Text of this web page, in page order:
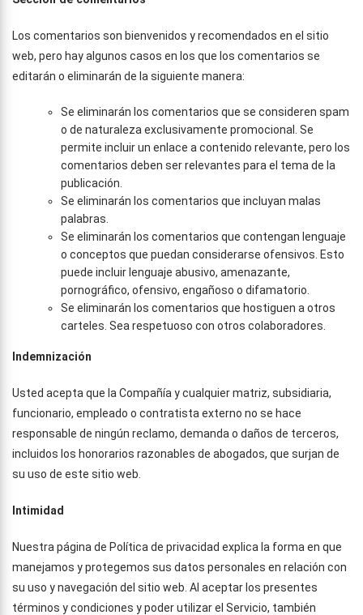
Los comentarios son bienvenidos y recomendados en el sitio
web, pero hay algunos casos en los que los comentarios se
editarán o eliminarán de la siguiente manera:
Se eliminarán los comentarios que se consideren spam
o de naturaleza exclusivamente promocional. Se
permite incluir un enlace a contenido relevante, pero los
comentarios deben ser relevantes para el tema de la
publicación.
Se eliminarán los comentarios que incluyan malas
palabras.
Se eliminarán los comentarios que contengan lenguaje
o conceptos que puedan considerarse ofensivos. Esto
puede incluir lenguaje abusivo, amenazante,
pornográfico, ofensivo, engañoso o difamatorio.
Se eliminarán los comentarios que hostiguen a otros
carteles. Sea respetuoso con otros colaboradores.
Indemnización
Usted acepta que la Compañía y cualquier matriz, subsidiaria,
funcionario, empleado o contratista externo no se hace
responsable de ningún reclamo, demanda o daños de terceros,
incluidos los honorarios razonables de abogados, que surjan de
su uso de este sitio web.
Intimidad
Nuestra página de Política de privacidad explica la forma en que
manejamos y protegemos sus datos personales en relación con
su uso y navegación del sitio web. Al aceptar los presentes
términos y condiciones y poder utilizar el Servicio, también